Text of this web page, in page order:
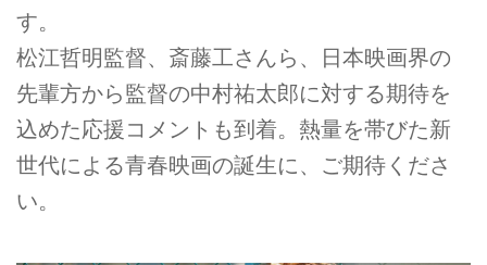
す。
松江哲明監督、斎藤工さんら、日本映画界の
先輩方から監督の中村祐太郎に対する期待を
込めた応援コメントも到着。熱量を帯びた新
世代による青春映画の誕生に、ご期待くださ
い。